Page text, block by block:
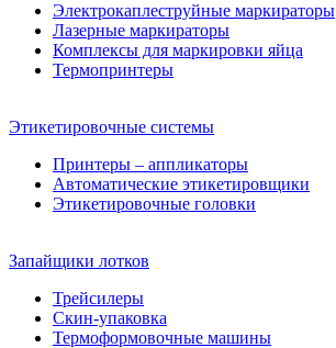
Электрокаплеструйные маркираторы
Лазерные маркираторы
Комплексы для маркировки яйца
Термопринтеры
Этикетировочные системы
Принтеры – аппликаторы
Автоматические этикетировщики
Этикетировочные головки
Запайщики лотков
Трейсилеры
Скин-упаковка
Термоформовочные машины